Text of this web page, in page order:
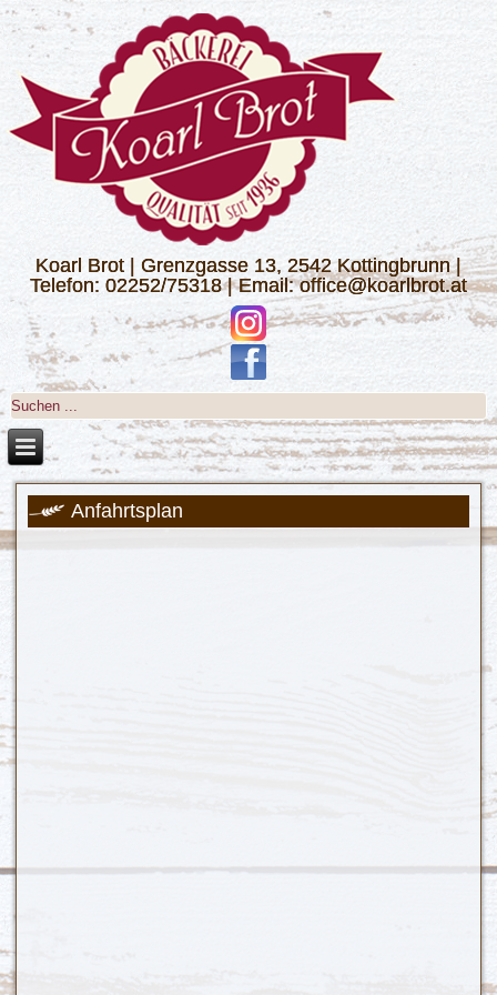
Koarl Brot | Grenzgasse 13, 2542 Kottingbrunn |
Telefon: 02252/75318 | Email: office@koarlbrot.at
Anfahrtsplan